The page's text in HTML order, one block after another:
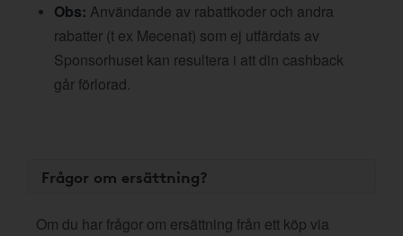
Obs: Användande av rabattkoder och andra
rabatter (t ex Mecenat) som ej utfärdats av
Sponsorhuset kan resultera i att din cashback
går förlorad.
Frågor om ersättning?
Om du har frågor om ersättning från ett köp via